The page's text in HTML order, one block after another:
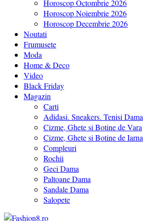
Horoscop Octombrie 2026
Horoscop Noiembrie 2026
Horoscop Decembrie 2026
Noutati
Frumusete
Moda
Home & Deco
Video
Black Friday
Magazin
Carti
Adidasi. Sneakers. Tenisi Dama
Cizme, Ghete si Botine de Vara
Cizme, Ghete si Botine de Iarna
Compleuri
Rochii
Geci Dama
Paltoane Dama
Sandale Dama
Salopete